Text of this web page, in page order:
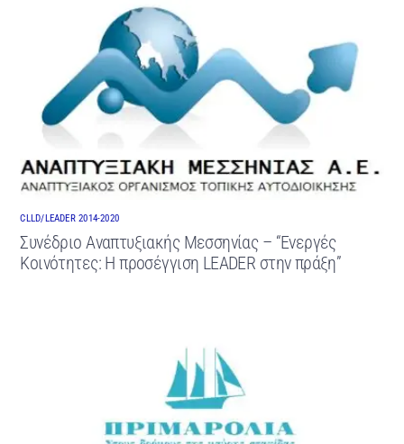
CLLD/LEADER 2014-2020
Συνέδριο Αναπτυξιακής Μεσσηνίας – “Ενεργές
Κοινότητες: Η προσέγγιση LEADER στην πράξη”